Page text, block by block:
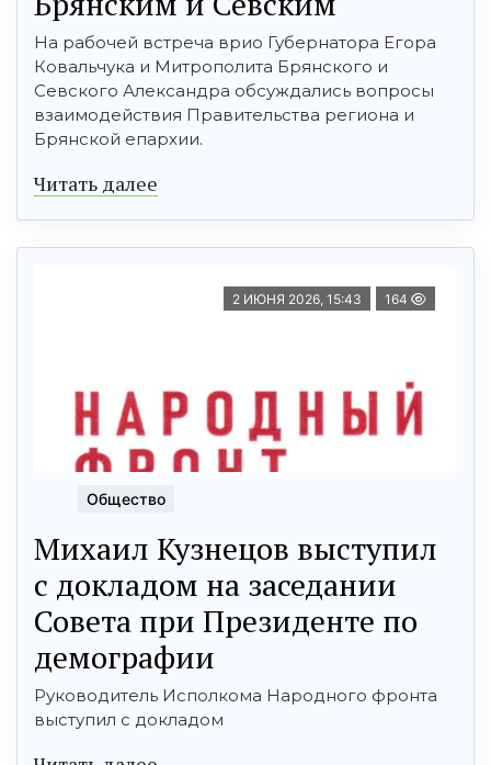
На рабочей встреча врио Губернатора Егора
Ковальчука и Митрополита Брянского и
Севского Александра обсуждались вопросы
взаимодействия Правительства региона и
Брянской епархии.
Читать далее
2 ИЮНЯ 2026, 15:43 164
Общество
Михаил Кузнецов выступил
с докладом на заседании
Совета при Президенте по
демографии
Руководитель Исполкома Народного фронта
выступил с докладом